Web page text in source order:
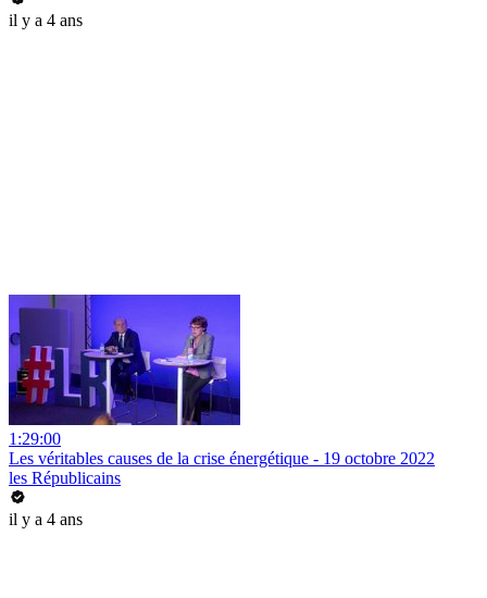
il y a 4 ans
1:29:00
Les véritables causes de la crise énergétique - 19 octobre 2022
les Républicains
il y a 4 ans